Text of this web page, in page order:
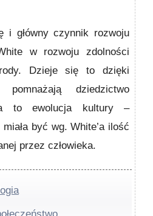
i główny czynnik rozwoju
w rozwoju zdolności
Dzieje się to dzięki
dziedzictwo
to ewolucja kultury –
być wg. White’a ilość
przez człowieka.